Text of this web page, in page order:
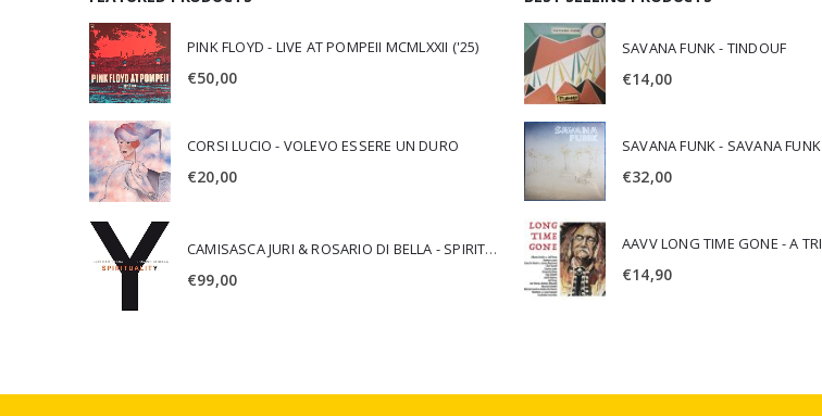
PINK FLOYD - LIVE AT POMPEII MCMLXXII ('25)
€50,00
CORSI LUCIO - VOLEVO ESSERE UN DURO
€20,00
CAMISASCA JURI & ROSARIO DI BELLA - SPIRITUALITY
€99,00
SAVANA FUNK - TINDOUF
€14,00
SAVANA FUNK - SAVANA FUNK
€32,00
€14,90